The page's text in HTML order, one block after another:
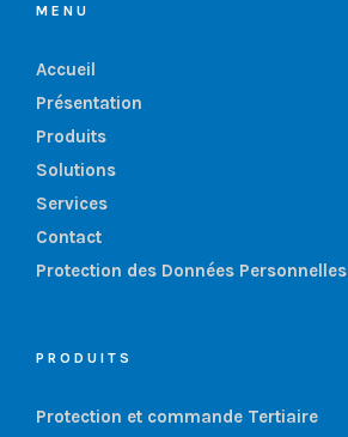
MENU
Accueil
Présentation
Produits
Solutions
Services
Contact
Protection des Données Personnelles
PRODUITS
Protection et commande Tertiaire